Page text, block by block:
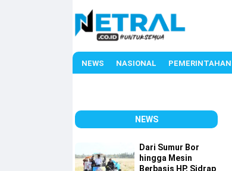
NEWS NASIONAL PEMERINTAHAN
NEWS
Dari Sumur Bor
hingga Mesin
Berbasis HP, Sidrap